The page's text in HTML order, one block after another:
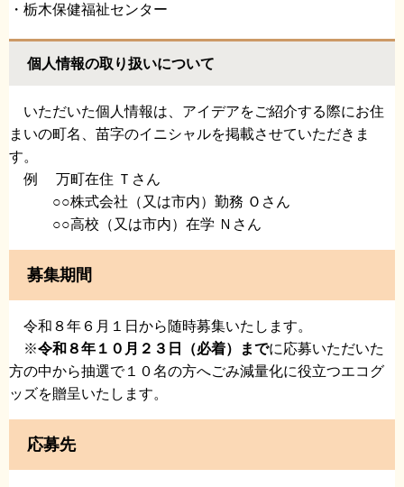
・栃木保健福祉センター
個人情報の取り扱いについて
いただいた個人情報は、アイデアをご紹介する際にお住
まいの町名、苗字のイニシャルを掲載させていただきま
す。
例 万町在住 Ｔさん
○○株式会社（又は市内）勤務 Ｏさん
○○高校（又は市内）在学 Ｎさん
募集期間
令和８年６月１日から随時募集いたします。
※令和８年１０月２３日（必着）までに応募いただいた
方の中から抽選で１０名の方へごみ減量化に役立つエコグ
ッズを贈呈いたします。
応募先